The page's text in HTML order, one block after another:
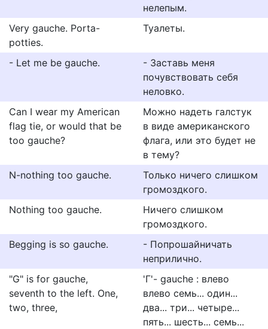
нелепым.
Very gauche. Porta-
potties.
Туалеты.
- Let me be gauche.
- Заставь меня
почувствовать себя
неловко.
Can I wear my American
flag tie, or would that be
too gauche?
Можно надеть галстук
в виде американского
флага, или это будет не
в тему?
N-nothing too gauche.
Только ничего слишком
громоздкого.
Nothing too gauche.
Ничего слишком
громоздкого.
Begging is so gauche.
- Попрошайничать
неприлично.
"G" is for gauche,
seventh to the left. One,
two, three,
'Г'- gauche : влево
влево семь... один...
два... три... четыре...
пять... шесть... семь...